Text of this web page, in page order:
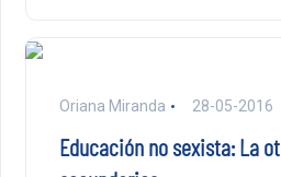
Oriana Miranda 28-05-2016
Educación no sexista: La